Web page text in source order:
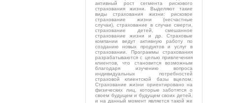
активный рост сегмента рискового
страхования жизни. Выделяют такие
виды страхования жизни: рисковое
страхование жизни (несчастные
случаи), страхование в случае смерти,
страхование детей, смешанное
страхование жизни и др. Страховые
компании ведут активную работу по
созданию новых продуктов и услуг в
страховании. Программы страхования
разрабатываются с целью привлечения
клиентов, что становится возможным
благодаря изучению вопроса
индивидуальных потребностей
страховой клиентской базы вцелом.
Страхование жизни ориентировано на
физических лиц, которые заботятся о
своем будущем и будущем своих детей,
и на данный момент является такой же